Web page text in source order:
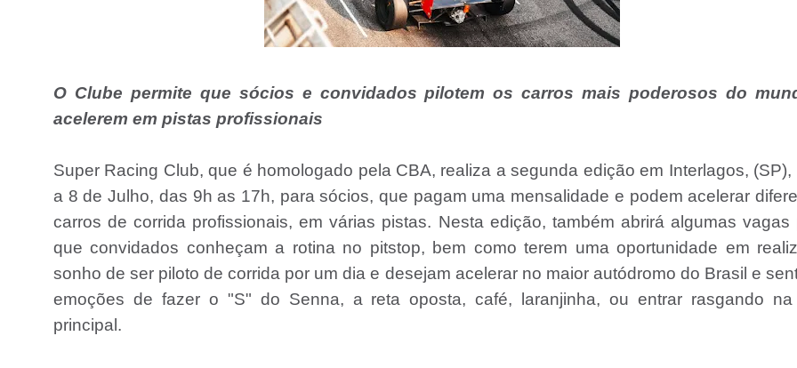
O Clube permite que sócios e convidados pilotem os carros mais poderosos do
acelerem em pistas profissionais
Super Racing Club, que é homologado pela CBA, realiza a segunda edição em Interlagos, (SP),
a 8 de Julho, das 9h as 17h, para sócios, que pagam uma mensalidade e podem acelerar
carros de corrida profissionais, em várias pistas. Nesta edição, também abrirá algumas vagas
que convidados conheçam a rotina no pitstop, bem como terem uma oportunidade em
sonho de ser piloto de corrida por um dia e desejam acelerar no maior autódromo do Brasil e
emoções de fazer o "S" do Senna, a reta oposta, café, laranjinha, ou entrar rasgando na
principal.